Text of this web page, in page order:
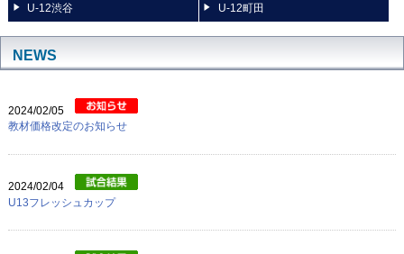
U-12渋谷 U-12町田
NEWS
2024/02/05
教材価格改定のお知らせ
2024/02/04
U13フレッシュカップ